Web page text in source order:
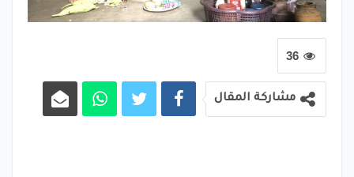
36
مشاركة المقال